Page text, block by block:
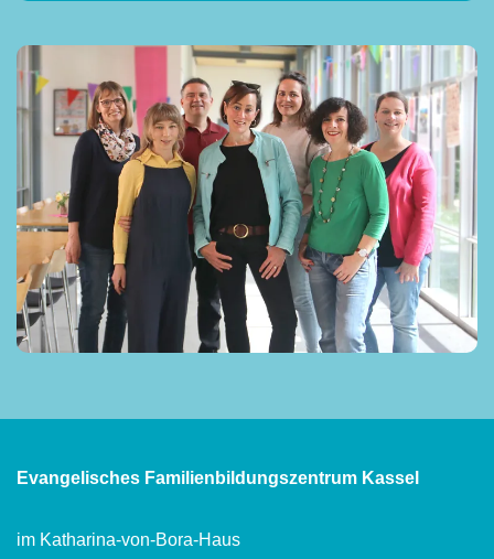
Evangelisches Familienbildungszentrum Kassel
im Katharina-von-Bora-Haus